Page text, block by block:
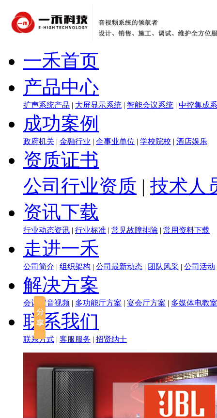
一禾首页
产品中心
扩声系统产品 | 大屏显示系统 | 智能会议系统 | 中控集成
成功案例
政府机关 | 金融行业 | 企事业单位 | 学校院校 | 酒店娱乐
资质证书
公司行业资质 | 技术人
资讯下载
行业动态资讯 | 行业标准 | 常见故障排除 | 常用资料下载
走进一禾
公司简介 | 组织架构 | 公司最新动态 | 团队风采 | 公司活动
解决方案
会议室音视频 | 多功能厅方案 | 宴会厅方案 | 多媒体电教室
联系我们
联系方式 | 客服服务 | 招贤纳士